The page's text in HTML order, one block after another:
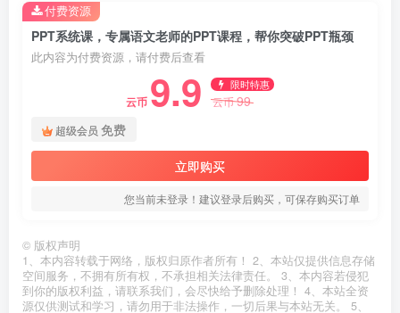
PPT系统课，专属语文老师的PPT课程，帮你突破PPT瓶颈
此内容为付费资源，请付费后查看
云币 9.9 限时特惠
云币99
超级会员 免费
立即购买
您当前未登录！建议登录后购买，可保存购买订单
付费资源
© 版权声明
1、本内容转载于网络，版权归原作者所有！ 2、本站仅提供信息存储
空间服务，不拥有所有权，不承担相关法律责任。 3、本内容若侵犯
到你的版权利益，请联系我们，会尽快给予删除处理！ 4、本站全资
源仅供测试和学习，请勿用于非法操作，一切后果与本站无关。 5、